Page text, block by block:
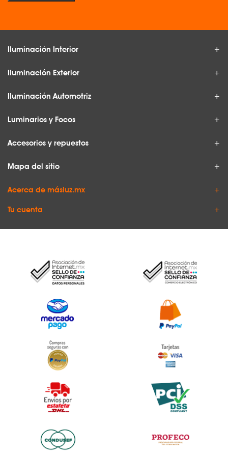
Iluminación Interior
Iluminación Exterior
Iluminación Automotriz
Luminarios y Focos
Accesorios y repuestos
Mapa del sitio
Acerca de másluz.mx
Tu cuenta